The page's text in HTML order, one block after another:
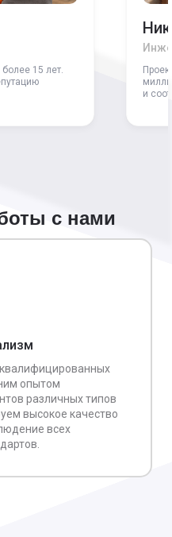
15 лет.
и
с нами
опытом
различных типов
высокое качество
всех